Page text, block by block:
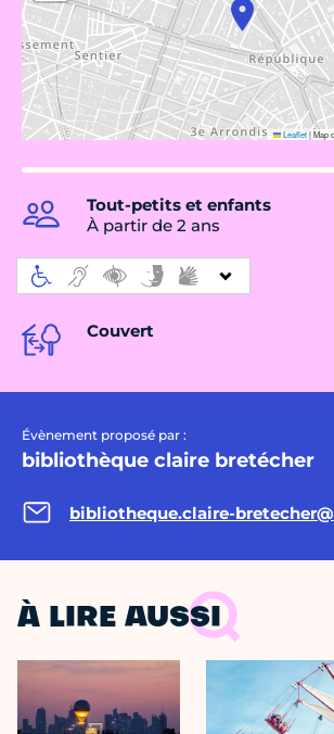
Leaflet|Map
Tout-petits et enfants
À partir de 2 ans
Couvert
Évènement proposé par :
bibliothèque claire bretécher
bibliotheque.claire-
À LIRE AUSSI